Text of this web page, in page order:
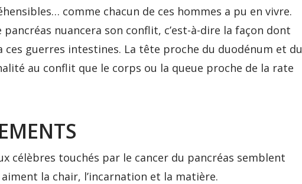
comme chacun de ces hommes a pu en vivre.
nuancera son conflit, c’est-à-dire la façon dont
ces guerres intestines. La tête proche du duodénum et du
au conflit que le corps ou la queue proche de la rate
célèbres touchés par le cancer du pancréas semblent
la chair, l’incarnation et la matière.